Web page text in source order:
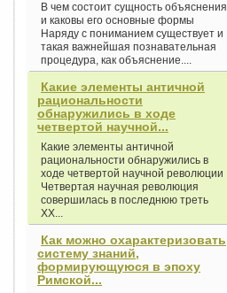
В чем состоит сущность объяснения
и каковы его основные формы
Наряду с пониманием существует и
такая важнейшая познавательная
процедура, как объяснение....
Какие элементы античной
рациональности
обнаружились в ходе
четвертой научной...
Какие элементы античной
рациональности обнаружились в
ходе четвертой научной революции
Четвертая научная революция
совершилась в последнюю треть
XX...
Как можно охарактеризовать
систему знаний,
формирующуюся в эпоху
Римской...